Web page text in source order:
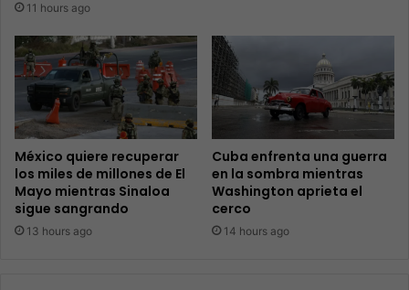
11 hours ago
México quiere recuperar
los miles de millones de El
Mayo mientras Sinaloa
sigue sangrando
13 hours ago
Cuba enfrenta una guerra
en la sombra mientras
Washington aprieta el
cerco
14 hours ago